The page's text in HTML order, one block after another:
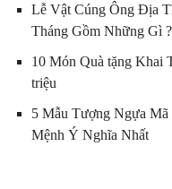
Lễ Vật Cúng Ông Địa
Tháng Gồm Những Gì ?
10 Món Quà tặng Khai
triệu
5 Mẫu Tượng Ngựa
Mệnh Ý Nghĩa Nhất